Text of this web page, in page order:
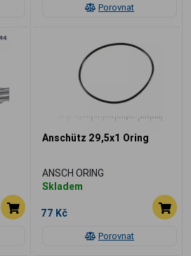
Porovnat
Porovnat
Anschütz 29,5x1 Oring
ANSCH ORING
Skladem
77 Kč